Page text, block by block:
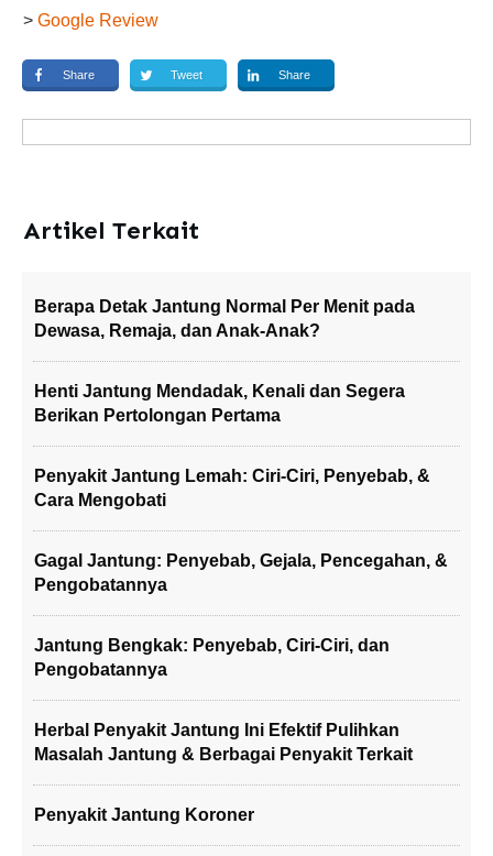
> Google Review
Share Tweet Share
Artikel Terkait
Berapa Detak Jantung Normal Per Menit pada
Dewasa, Remaja, dan Anak-Anak?
Henti Jantung Mendadak, Kenali dan Segera
Berikan Pertolongan Pertama
Penyakit Jantung Lemah: Ciri-Ciri, Penyebab, &
Cara Mengobati
Gagal Jantung: Penyebab, Gejala, Pencegahan, &
Pengobatannya
Jantung Bengkak: Penyebab, Ciri-Ciri, dan
Pengobatannya
Herbal Penyakit Jantung Ini Efektif Pulihkan
Masalah Jantung & Berbagai Penyakit Terkait
Penyakit Jantung Koroner